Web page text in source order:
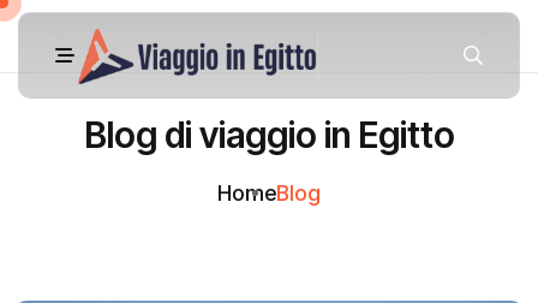
Blog di viaggio in Egitto
HomeBlog